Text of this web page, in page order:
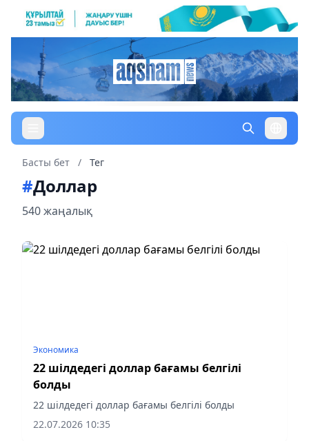
Басты бет / Тег
#Доллар
540 жаңалық
Экономика
22 шілдедегі доллар бағамы белгілі
болды
22 шілдедегі доллар бағамы белгілі болды
22.07.2026 10:35